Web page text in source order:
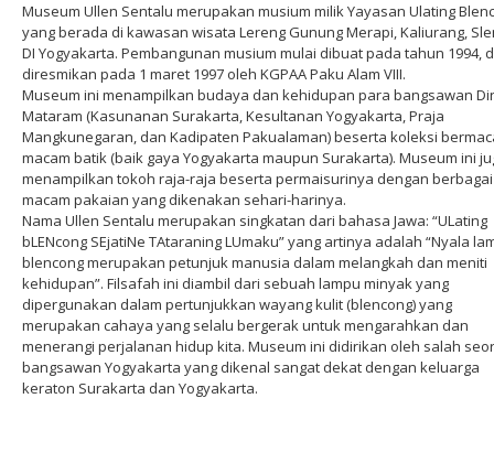
Museum Ullen Sentalu merupakan musium milik Yayasan Ulating
yang berada di kawasan wisata Lereng Gunung Merapi, Kaliurang,
DI Yogyakarta. Pembangunan musium mulai dibuat pada tahun 1994,
diresmikan pada 1 maret 1997 oleh KGPAA Paku Alam VIII.
Museum ini menampilkan budaya dan kehidupan para bangsawan
Mataram (Kasunanan Surakarta, Kesultanan Yogyakarta, Praja
Mangkunegaran, dan Kadipaten Pakualaman) beserta koleksi
macam batik (baik gaya Yogyakarta maupun Surakarta). Museum ini
menampilkan tokoh raja-raja beserta permaisurinya dengan berbagai
macam pakaian yang dikenakan sehari-harinya.
Nama Ullen Sentalu merupakan singkatan dari bahasa Jawa: “ULating
bLENcong SEjatiNe TAtaraning LUmaku” yang artinya adalah “Nyala
blencong merupakan petunjuk manusia dalam melangkah dan meniti
kehidupan”. Filsafah ini diambil dari sebuah lampu minyak yang
dipergunakan dalam pertunjukkan wayang kulit (blencong) yang
merupakan cahaya yang selalu bergerak untuk mengarahkan dan
menerangi perjalanan hidup kita. Museum ini didirikan oleh salah
bangsawan Yogyakarta yang dikenal sangat dekat dengan keluarga
keraton Surakarta dan Yogyakarta.